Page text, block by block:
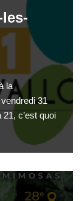
la
31
c’est quoi